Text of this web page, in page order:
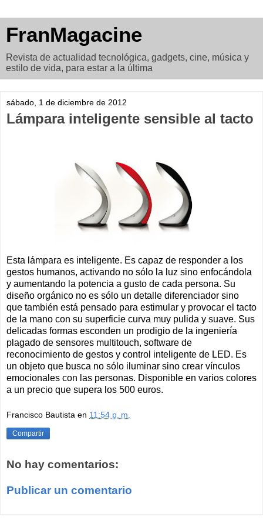
FranMagacine
Revista de actualidad tecnológica, gadgets, cine, música y
estilo de vida, para estar a la última
sábado, 1 de diciembre de 2012
Lámpara inteligente sensible al tacto
Esta lámpara es inteligente. Es capaz de responder a los
gestos humanos, activando no sólo la luz sino enfocándola
y aumentando la potencia a gusto de cada persona. Su
diseño orgánico no es sólo un detalle diferenciador sino
que también está pensado para estimular y provocar el tacto
de la mano con su superficie curva muy pulida y suave. Sus
delicadas formas esconden un prodigio de la ingeniería
plagado de sensores multitouch, software de
reconocimiento de gestos y control inteligente de LED. Es
un objeto que busca no sólo iluminar sino crear vínculos
emocionales con las personas. Disponible en varios colores
a un precio que supera los 500 euros.
Francisco Bautista en 11:54 p. m.
Compartir
No hay comentarios:
Publicar un comentario